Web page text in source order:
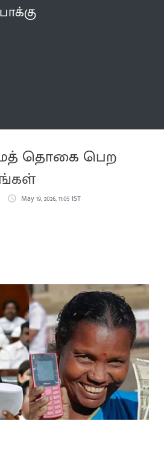
தொகை பெற
May 19, 2026, 11:05 IST